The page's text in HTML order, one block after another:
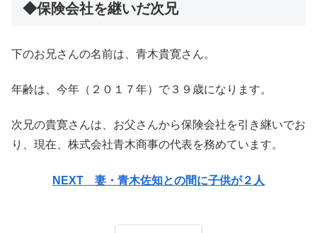
◆保険会社を継いだ次兄
下のお兄さんの名前は、青木貴寛さん。
年齢は、今年（２０１７年）で３９歳になります。
次兄の貴寛さんは、お父さんから保険会社を引き継いでお
り、現在、株式会社青木商事の代表を務めています。
NEXT 妻・青木佐知との間に子供が２人